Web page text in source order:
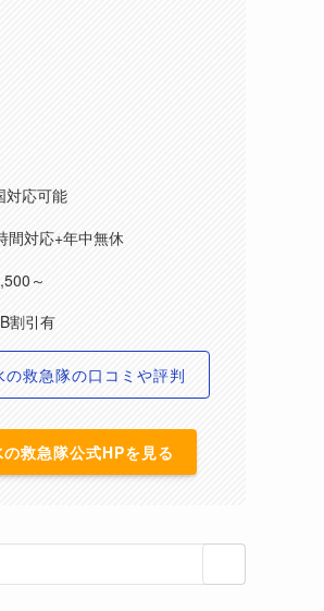
対応可能
間対応+年中無休
～
割引有
の救急隊の口コミや評判
の救急隊公式HPを見る